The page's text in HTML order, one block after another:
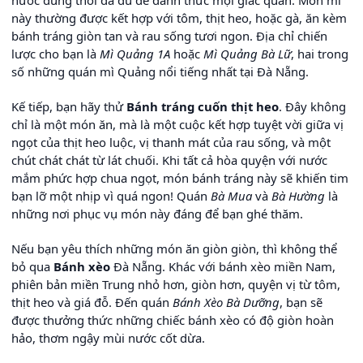
này thường được kết hợp với tôm, thịt heo, hoặc gà, ăn kèm
bánh tráng giòn tan và rau sống tươi ngon. Địa chỉ chiến
lược cho bạn là Mì Quảng 1A hoặc Mì Quảng Bà Lữ, hai trong
số những quán mì Quảng nổi tiếng nhất tại Đà Nẵng.
Kế tiếp, bạn hãy thử Bánh tráng cuốn thịt heo. Đây không
chỉ là một món ăn, mà là một cuộc kết hợp tuyệt vời giữa vị
ngọt của thịt heo luộc, vị thanh mát của rau sống, và một
chút chát chát từ lát chuối. Khi tất cả hòa quyện với nước
mắm phức hợp chua ngọt, món bánh tráng này sẽ khiến tim
bạn lỡ một nhịp vì quá ngon! Quán Bà Mua và Bà Hường là
những nơi phục vụ món này đáng để bạn ghé thăm.
Nếu bạn yêu thích những món ăn giòn giòn, thì không thể
bỏ qua Bánh xèo Đà Nẵng. Khác với bánh xèo miền Nam,
phiên bản miền Trung nhỏ hơn, giòn hơn, quyện vị từ tôm,
thịt heo và giá đỗ. Đến quán Bánh Xèo Bà Dưỡng, bạn sẽ
được thưởng thức những chiếc bánh xèo có độ giòn hoàn
hảo, thơm ngậy mùi nước cốt dừa.